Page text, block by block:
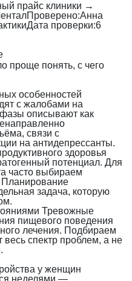
прайс клиники →
Проверено:Анна
Дата проверки:6
проще понять, с чего
особенностей
с жалобами на
описывают как
связи с
на антидепрессанты.
здоровья
потенциал. Для
часто выбираем
Планирование
задача, которую
Тревожные
пищевого поведения
лечения. Подбираем
спектр проблем, а не
у женщин